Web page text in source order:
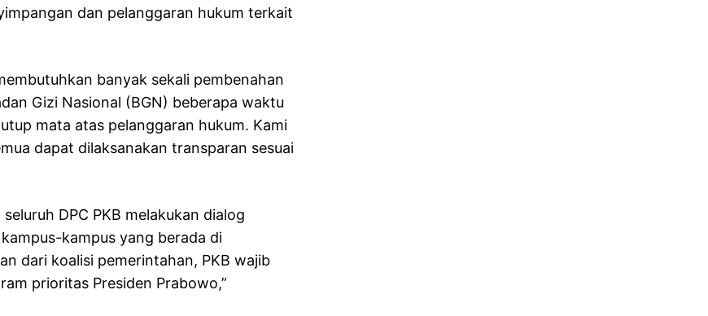
dan pelanggaran hukum terkait
banyak sekali pembenahan
Gizi Nasional (BGN) beberapa waktu
mata atas pelanggaran hukum. Kami
dapat dilaksanakan transparan sesuai
DPC PKB melakukan dialog
kampus yang berada di
dari koalisi pemerintahan, PKB wajib
prioritas Presiden Prabowo,”